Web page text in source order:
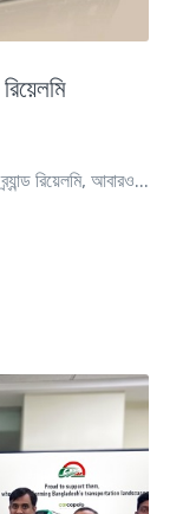
রিয়েলমি, আবারও...